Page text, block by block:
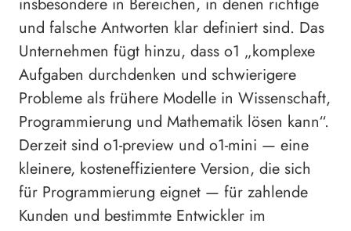
und falsche Antworten klar definiert sind. Das
Unternehmen fügt hinzu, dass o1 „komplexe
Aufgaben durchdenken und schwierigere
Probleme als frühere Modelle in Wissenschaft,
Programmierung und Mathematik lösen kann“.
Derzeit sind o1-preview und o1-mini — eine
kleinere, kosteneffizientere Version, die sich
für Programmierung eignet — für zahlende
Kunden und bestimmte Entwickler im